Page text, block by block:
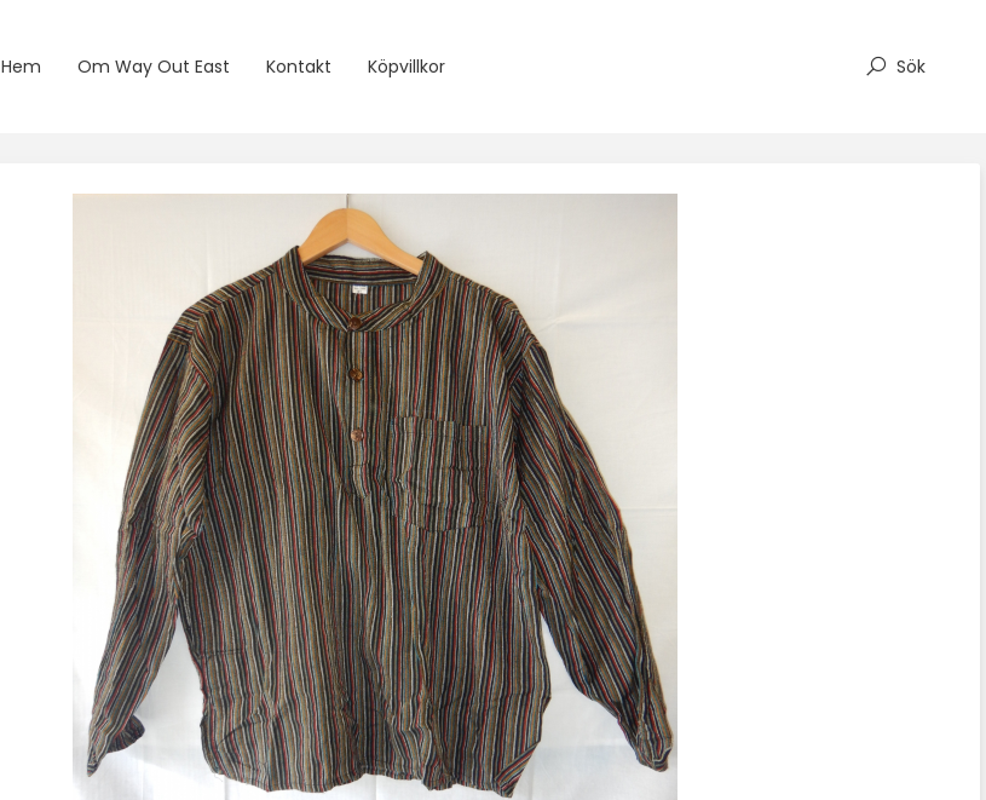
Hem Om Way Out East Kontakt Köpvillkor Sök